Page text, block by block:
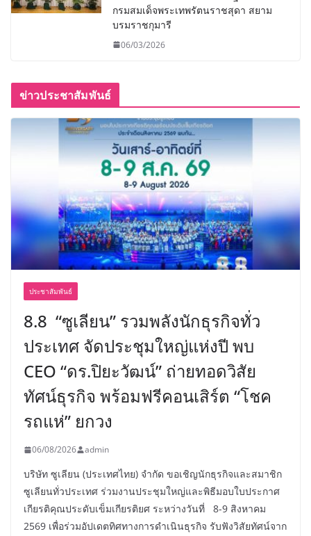
กรมสมเด็จพระเทพรัตนราชสุดา สยาม
บรมราชกุมารี
06/03/2026
ข่าวประชาสัมพันธ์
ประชาสัมพันธ์
8.8 “ซูเลียน” รวมพลังนักธุรกิจทั่ว
ประเทศ จัดประชุมใหญ่แห่งปี พบ
CEO “ดร.ปิยะวัฒน์” ถ่ายทอดวิสัย
ทัศน์ธุรกิจ พร้อมฟรีคอนเสิร์ต “โชค
รถแห่” ยกวง
06/08/2026 admin
บริษัท ซูเลียน (ประเทศไทย) จำกัด ขอเชิญนักธุรกิจและสมาชิก
ซูเลียนทั่วประเทศ ร่วมงานประชุมใหญ่และพิธีมอบใบประกาศ
เกียรติคุณประดับเข็มเกียรติยศ ระหว่างวันที่ 8-9 สิงหาคม
2569 เพื่อร่วมอัปเดตทิศทางการดำเนินธุรกิจ รับฟังวิสัยทัศน์จาก